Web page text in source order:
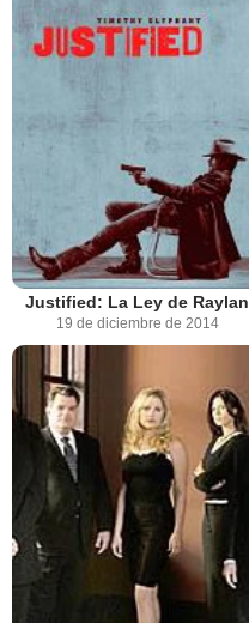
Justified: La Ley de Raylan
19 de diciembre de 2014